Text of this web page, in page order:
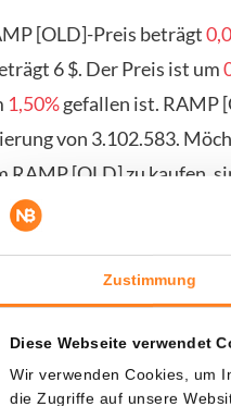
Zustimmung
Diese Webseite verwendet
Wir verwenden Cookies, um
die Zugriffe auf unsere
[OLD]-Preis beträgt
6 $. Der Preis ist um
1,50%gefallen ist. RAMP
von 3.102.583.
RAMP [OLD] zu kaufen,
finden Sie auf unserer
Was,